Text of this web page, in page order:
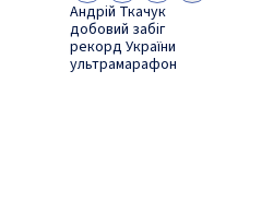
Андрій Ткачук
добовий забіг
рекорд України
ультрамарафон